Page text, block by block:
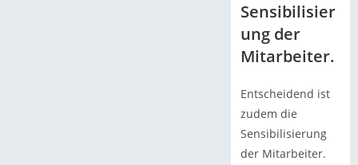
Sensibilisier
ung der
Mitarbeiter.
Entscheidend ist
zudem die
Sensibilisierung
der Mitarbeiter.